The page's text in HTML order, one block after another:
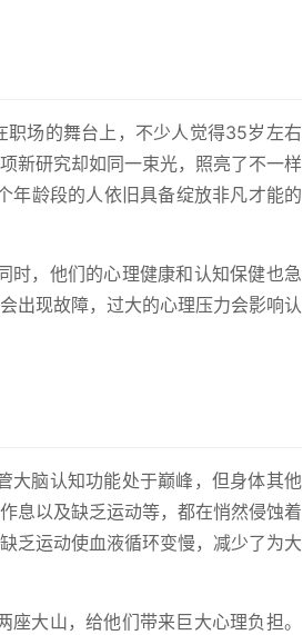
职场的舞台上，不少人觉得35岁左右
新研究却如同一束光，照亮了不一样
年龄段的人依旧具备绽放非凡才能的
时，他们的心理健康和认知保健也急
出现故障，过大的心理压力会影响认
大脑认知功能处于巅峰，但身体其他
息以及缺乏运动等，都在悄然侵蚀着
乏运动使血液循环变慢，减少了为大
大山，给他们带来巨大心理负担。